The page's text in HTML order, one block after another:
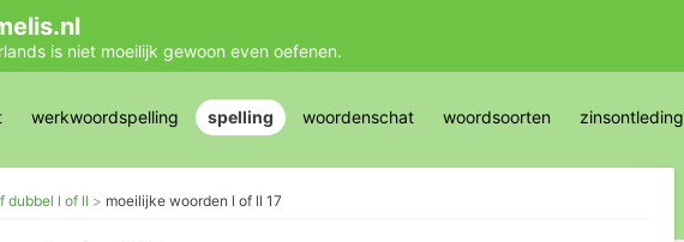
is niet moeilijk gewoon even oefenen.
werkwoordspelling spelling woordenschat woordsoorten zinsontleding
dubbel l of ll moeilijke woorden l of ll 17